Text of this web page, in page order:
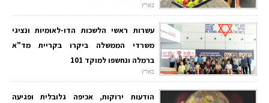
בארץ
עשרות ראשי הלשכות הדו-לאומיות ונציגי
משרדי הממשלה ביקרו בקריית מד"א
ברמלה ונחשפו למוקד 101
בארץ
הודעות ירוקות, אכיפה גלובלית ופגיעה